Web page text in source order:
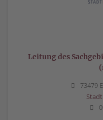
Leitung des
73479